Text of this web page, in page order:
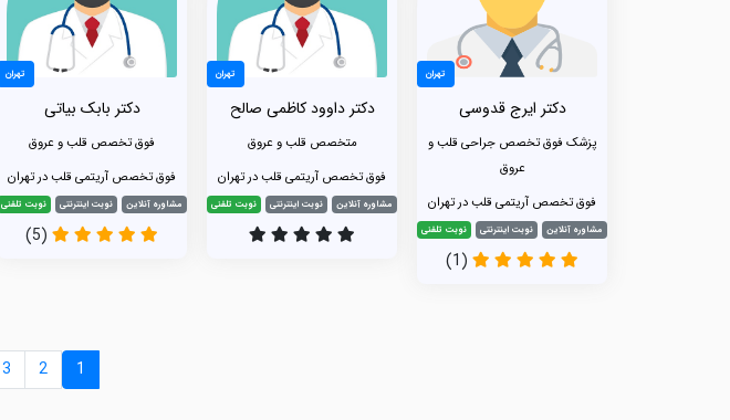
تهران
دکتر ایرج قدوسی
پزشک فوق تخصص جراحی قلب و
عروق
فوق تخصص آریتمی قلب در تهران
مشاوره آنلاین نوبت اینترنتی نوبت تلفنی
(1)
تهران
دکتر داوود کاظمی صالح
متخصص قلب و عروق
فوق تخصص آریتمی قلب در تهران
مشاوره آنلاین نوبت اینترنتی نوبت تلفنی
تهران
دکتر بابک بیاتی
فوق تخصص قلب و عروق
فوق تخصص آریتمی قلب در تهران
مشاوره آنلاین نوبت اینترنتی نوبت تلفنی
(5)
1
2
3